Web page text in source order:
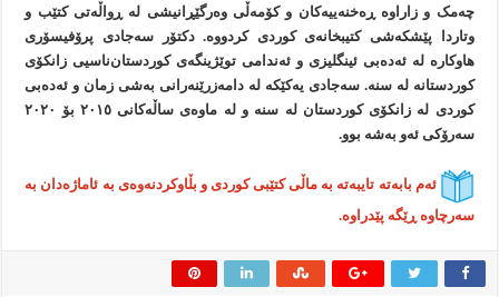
چەمک و زاراوە ڕەخنەییەکان و کۆمەڵی وەرگێڕانیشی لە ڕواڵەتی کتێب و
وتاردا پێشکەشی کتیبخانەی کوردی کردووە. دکتۆر سەجادی پرۆفیسۆری
هاوکارە لە ئەدەبی ئینگلیزی و ئەندامی توێژینگەی کوردستان‌ناسیی زانکۆی
کوردستانە لە سنە. سەجادی یەکێکە لە دامەزرێنەرانی بەشی زمان و ئەدەبی
کوردی لە زانکۆی کوردستان لە سنە و لە ماوەی ساڵەکانی ٢٠١٥ بۆ ٢٠٢٠
سەرۆکی ئەو بەشە بوو.
ئەم بابەتە تایبەتە بە ماڵی کتێبی کوردی و بڵاوکردنەوەی بە ئاماژەدان بە
سەرچاوە ڕێگە پێدراوە.